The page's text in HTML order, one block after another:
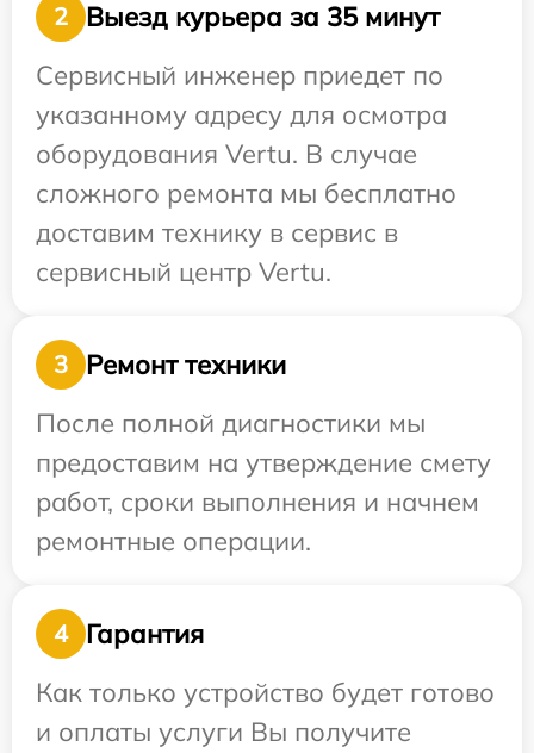
2
Выезд курьера за 35 минут
Сервисный инженер приедет по
указанному адресу для осмотра
оборудования Vertu. В случае
сложного ремонта мы бесплатно
доставим технику в сервис в
сервисный центр Vertu.
3
Ремонт техники
После полной диагностики мы
предоставим на утверждение смету
работ, сроки выполнения и начнем
ремонтные операции.
4
Гарантия
Как только устройство будет готово
и оплаты услуги Вы получите